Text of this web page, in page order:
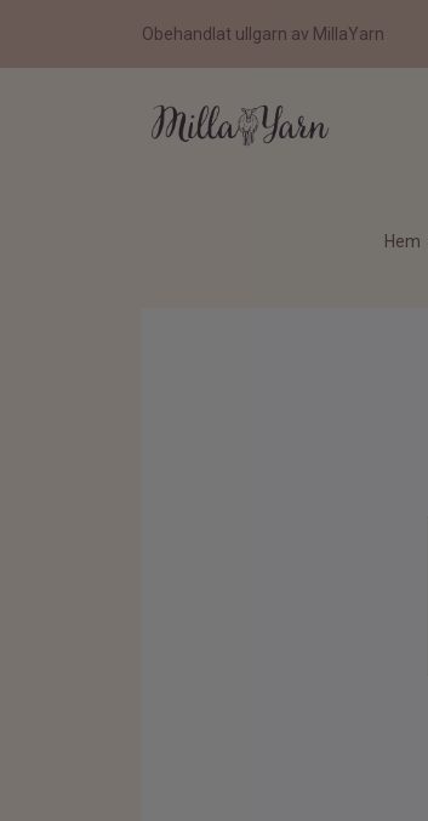
Obehandlat ullgarn av MillaYarn
Hem